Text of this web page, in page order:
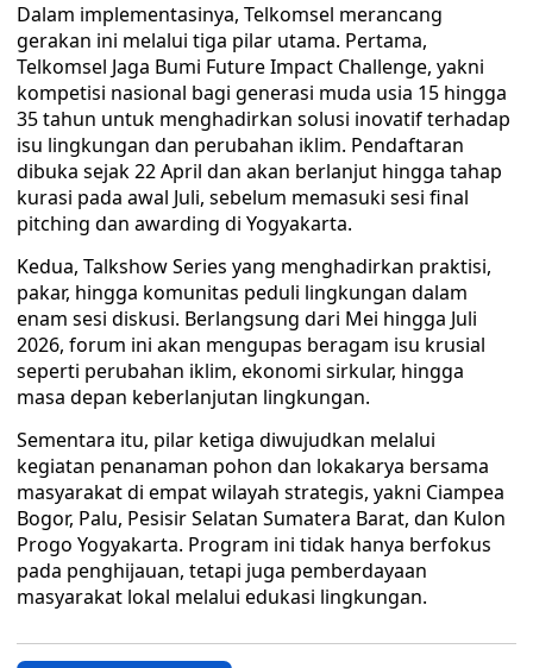
Dalam implementasinya, Telkomsel merancang
gerakan ini melalui tiga pilar utama. Pertama,
Telkomsel Jaga Bumi Future Impact Challenge, yakni
kompetisi nasional bagi generasi muda usia 15 hingga
35 tahun untuk menghadirkan solusi inovatif terhadap
isu lingkungan dan perubahan iklim. Pendaftaran
dibuka sejak 22 April dan akan berlanjut hingga tahap
kurasi pada awal Juli, sebelum memasuki sesi final
pitching dan awarding di Yogyakarta.
Kedua, Talkshow Series yang menghadirkan praktisi,
pakar, hingga komunitas peduli lingkungan dalam
enam sesi diskusi. Berlangsung dari Mei hingga Juli
2026, forum ini akan mengupas beragam isu krusial
seperti perubahan iklim, ekonomi sirkular, hingga
masa depan keberlanjutan lingkungan.
Sementara itu, pilar ketiga diwujudkan melalui
kegiatan penanaman pohon dan lokakarya bersama
masyarakat di empat wilayah strategis, yakni Ciampea
Bogor, Palu, Pesisir Selatan Sumatera Barat, dan Kulon
Progo Yogyakarta. Program ini tidak hanya berfokus
pada penghijauan, tetapi juga pemberdayaan
masyarakat lokal melalui edukasi lingkungan.